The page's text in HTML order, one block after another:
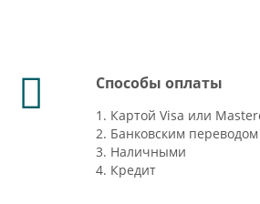
Способы оплаты
1. Картой Visa или
2. Банковским переводом
3. Наличными
4. Кредит